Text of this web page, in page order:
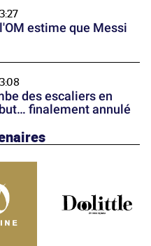
estime que Messi
des escaliers en
finalement annulé